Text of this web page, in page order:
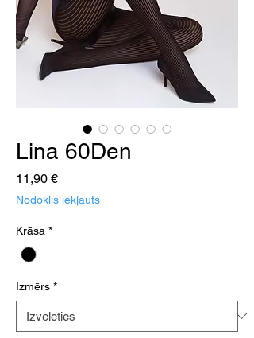
Lina 60Den
11,90 €Cena
Nodoklis iekļauts
Krāsa *
Izmērs *